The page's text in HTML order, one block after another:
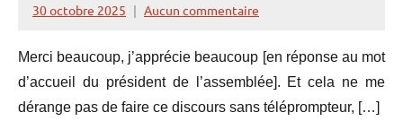
30 octobre 2025
Henry
Lesquen
Aucun commentaire
Merci beaucoup, j’apprécie beaucoup [en réponse au mot
d’accueil du président de l’assemblée]. Et cela ne me
dérange pas de faire ce discours sans téléprompteur, […]